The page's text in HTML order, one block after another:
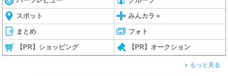
スポット みんカラ＋
まとめ フォト
【PR】ショッピング 【PR】オークション
もっと見る